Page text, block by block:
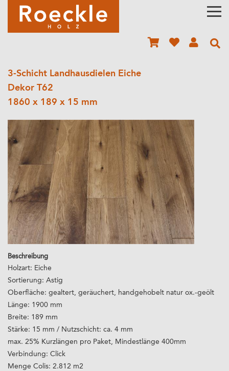
3-Schicht Landhausdielen Eiche
Dekor T62
1860 x 189 x 15 mm
Beschreibung
Holzart: Eiche
Sortierung: Astig
Oberfläche: gealtert, geräuchert, handgehobelt natur ox.-geölt
Länge: 1900 mm
Breite: 189 mm
Stärke: 15 mm / Nutzschicht: ca. 4 mm
max. 25% Kurzlängen pro Paket, Mindestlänge 400mm
Verbindung: Click
Menge Colis: 2.812 m2